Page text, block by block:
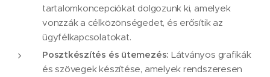
tartalomkoncepciókat dolgozunk ki, amelyek
vonzzák a célközönségedet, és erősítik az
ügyfélkapcsolatokat.
Posztkészítés és ütemezés: Látványos grafikák
és szövegek készítése, amelyek rendszeresen